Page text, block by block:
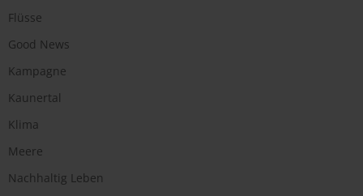
Flüsse
Good News
Kampagne
Kaunertal
Klima
Meere
Nachhaltig Leben